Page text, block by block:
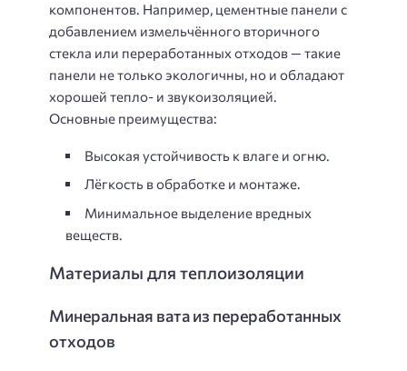
компонентов. Например, цементные панели с
добавлением измельчённого вторичного
стекла или переработанных отходов — такие
панели не только экологичны, но и обладают
хорошей тепло- и звукоизоляцией.
Основные преимущества:
Высокая устойчивость к влаге и огню.
Лёгкость в обработке и монтаже.
Минимальное выделение вредных
веществ.
Материалы для теплоизоляции
Минеральная вата из переработанных
отходов